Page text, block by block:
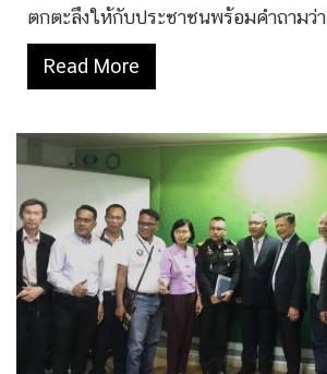
ตกตะลึงให้กับประชาชนพร้อมคำถามว่า
Read More